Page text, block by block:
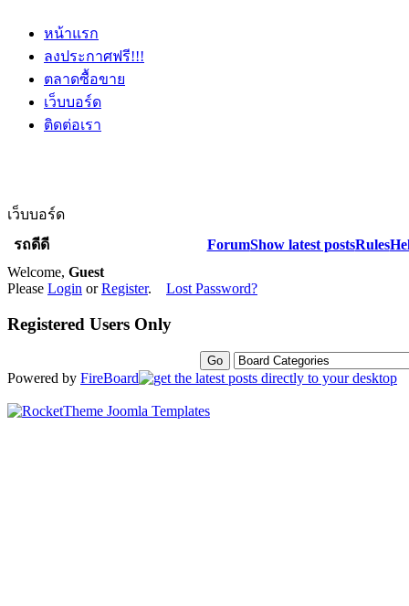
หน้าแรก
ลงประกาศฟรี!!!
ตลาดซื้อขาย
เว็บบอร์ด
ติดต่อเรา
เว็บบอร์ด
รถดีดี
ForumShow latest postsRules
Welcome, Guest
Please Login orRegister. Lost Password?
Registered Users Only
Powered by FireBoard